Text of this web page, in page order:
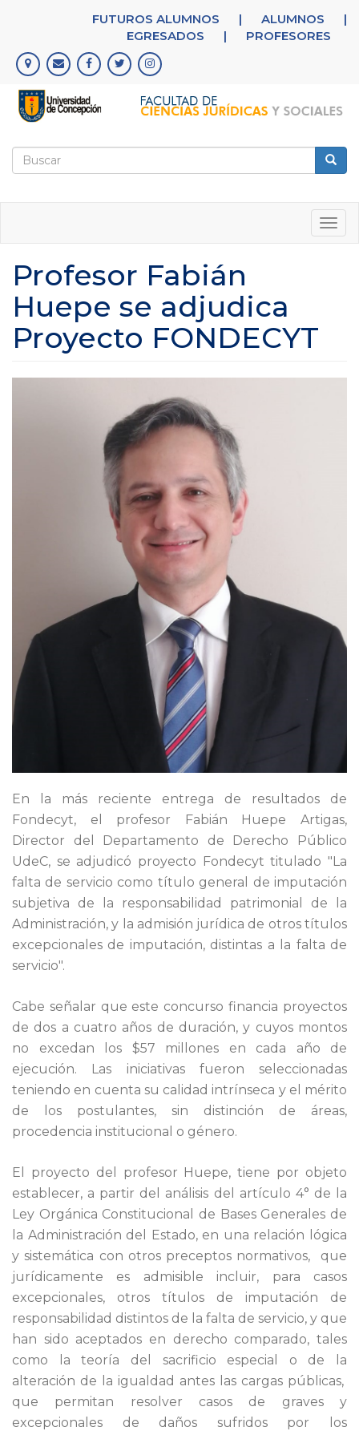
principal
FUTUROS ALUMNOS | ALUMNOS
|
EGRESADOS
| PROFESORES
Formulario
Profesor Fabián
Huepe se adjudica
Proyecto FONDECYT
En la más reciente entrega de resultados de
Fondecyt, el profesor Fabián Huepe Artigas,
Director del Departamento de Derecho Público
UdeC, se adjudicó proyecto Fondecyt titulado "La
falta de servicio como título general de imputación
subjetiva de la responsabilidad patrimonial de la
Administración, y la admisión jurídica de otros títulos
excepcionales de imputación, distintas a la falta de
servicio".
Cabe señalar que este concurso financia proyectos
de dos a cuatro años de duración, y cuyos montos
no excedan los $57 millones en cada año de
ejecución. Las iniciativas fueron seleccionadas
teniendo en cuenta su calidad intrínseca y el mérito
de los postulantes, sin distinción de áreas,
procedencia institucional o género.
El proyecto del profesor Huepe, tiene por objeto
establecer, a partir del análisis del artículo 4° de la
Ley Orgánica Constitucional de Bases Generales de
la Administración del Estado, en una relación lógica
y sistemática con otros preceptos normativos, que
jurídicamente es admisible incluir, para casos
excepcionales, otros títulos de imputación de
responsabilidad distintos de la falta de servicio, y que
han sido aceptados en derecho comparado, tales
como la teoría del sacrificio especial o de la
alteración de la igualdad antes las cargas públicas,
que permitan resolver casos de graves y
excepcionales de daños sufridos por los